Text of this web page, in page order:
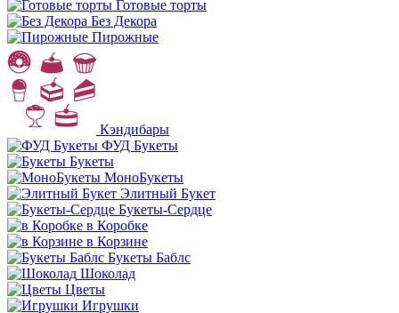
Готовые торты
Без Декора
Пирожные
Кэндибары
ФУД Букеты
Букеты
МоноБукеты
Элитный Букет
Букеты-Сердце
в Коробке
в Корзине
Букеты Баблс
Шоколад
Цветы
Игрушки